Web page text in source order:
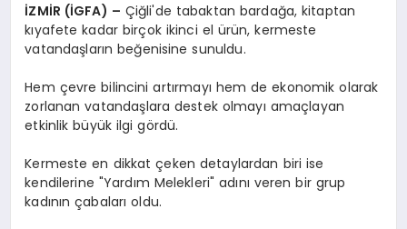
İZMİR (İGFA) – Çiğli'de tabaktan bardağa, kitaptan
kıyafete kadar birçok ikinci el ürün, kermeste
vatandaşların beğenisine sunuldu.
Hem çevre bilincini artırmayı hem de ekonomik olarak
zorlanan vatandaşlara destek olmayı amaçlayan
etkinlik büyük ilgi gördü.
Kermeste en dikkat çeken detaylardan biri ise
kendilerine "Yardım Melekleri" adını veren bir grup
kadının çabaları oldu.